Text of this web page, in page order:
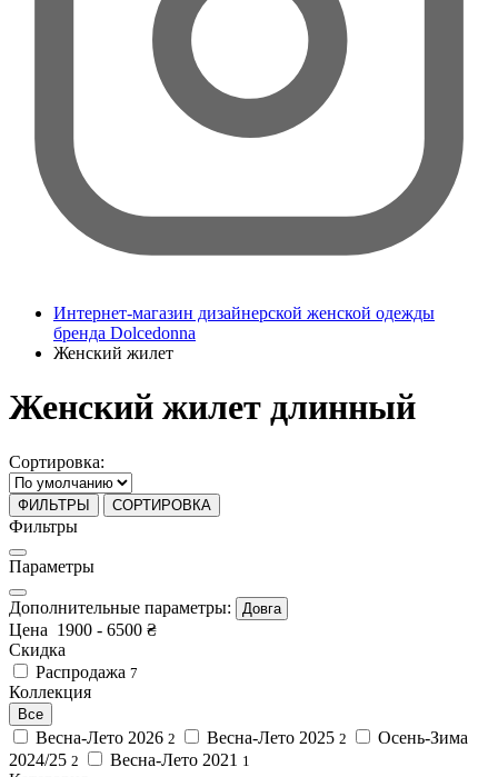
Интернет-магазин дизайнерской женской одежды
бренда Dolcedonna
Женский жилет
Женский жилет длинный
Сортировка:
ФИЛЬТРЫ СОРТИРОВКА
Фильтры
Параметры
Дополнительные параметры: Довга
Цена 1900 - 6500 ₴
Скидка
Распродажа 7
Коллекция
Все
Весна-Лето 2026 2 Весна-Лето 2025 2
Осень-Зима
2024/25 2 Весна-Лето 2021 1